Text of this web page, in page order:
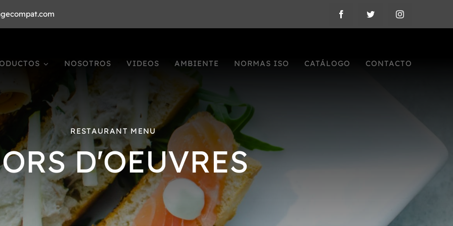
NOSOTROS VIDEOS AMBIENTE NORMAS ISO CATÁLOGO CONTACTO
RESTAURANT MENU
D'OEUVRES